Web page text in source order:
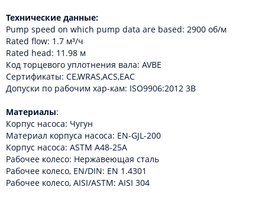
Технические данные:
Pump speed on which pump data are based: 2900 об/м
Rated flow: 1.7 м³/ч
Rated head: 11.98 м
Код торцевого уплотнения вала: AVBE
Сертификаты: CE,WRAS,ACS,EAC
Допуски по рабочим хар-кам: ISO9906:2012 3B
Материалы:
Корпус насоса: Чугун
Материал корпуса насоcа: EN-GJL-200
Корпус насоса: ASTM A48-25A
Рабочее колесо: Нержавеющая сталь
Рабочее колесо, EN/DIN: EN 1.4301
Рабочее колесо, AISI/ASTM: AISI 304